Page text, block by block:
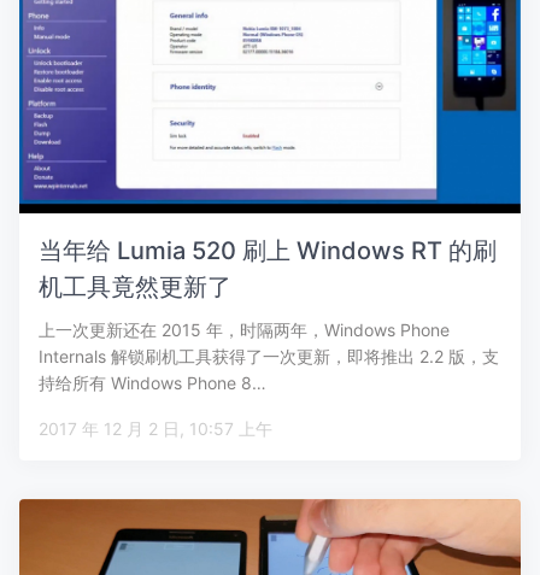
当年给 Lumia 520 刷上 Windows RT 的刷
机工具竟然更新了
上一次更新还在 2015 年，时隔两年，Windows Phone
Internals 解锁刷机工具获得了一次更新，即将推出 2.2 版，支
持给所有 Windows Phone 8…
2017 年 12 月 2 日, 10:57 上午